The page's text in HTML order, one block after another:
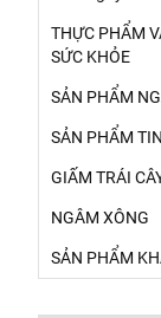
THỰC PHẨM
SỨC KHỎE
SẢN PHẨM
SẢN PHẨM
GIẤM TRÁI
NGÂM XÔNG
SẢN PHẨM